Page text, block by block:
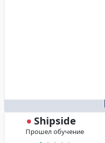
Shipside
Прошел обучение